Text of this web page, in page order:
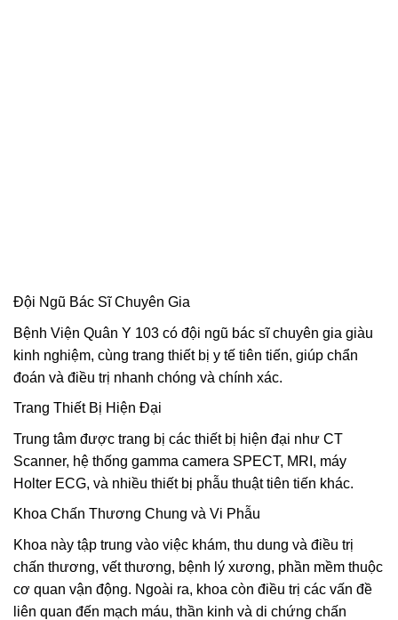
Đội Ngũ Bác Sĩ Chuyên Gia
Bệnh Viện Quân Y 103 có đội ngũ bác sĩ chuyên gia giàu
kinh nghiệm, cùng trang thiết bị y tế tiên tiến, giúp chẩn
đoán và điều trị nhanh chóng và chính xác.
Trang Thiết Bị Hiện Đại
Trung tâm được trang bị các thiết bị hiện đại như CT
Scanner, hệ thống gamma camera SPECT, MRI, máy
Holter ECG, và nhiều thiết bị phẫu thuật tiên tiến khác.
Khoa Chấn Thương Chung và Vi Phẫu
Khoa này tập trung vào việc khám, thu dung và điều trị
chấn thương, vết thương, bệnh lý xương, phần mềm thuộc
cơ quan vận động. Ngoài ra, khoa còn điều trị các vấn đề
liên quan đến mạch máu, thần kinh và di chứng chấn